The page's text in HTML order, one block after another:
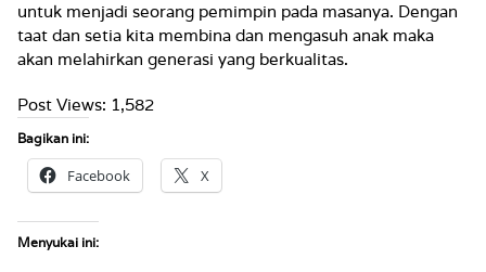
untuk menjadi seorang pemimpin pada masanya. Dengan
taat dan setia kita membina dan mengasuh anak maka
akan melahirkan generasi yang berkualitas.
Post Views: 1,582
Bagikan ini:
Facebook X
Menyukai ini: